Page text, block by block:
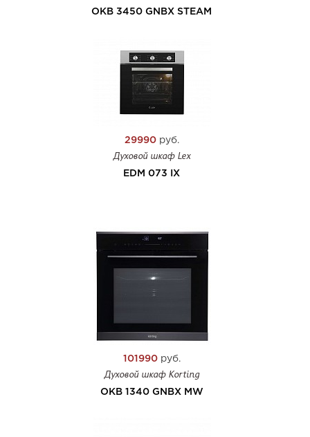
OKB 3450 GNBX STEAM
29990руб.
Духовой шкаф Lex
EDM 073 IX
101990руб.
Духовой шкаф Korting
OKB 1340 GNBX MW